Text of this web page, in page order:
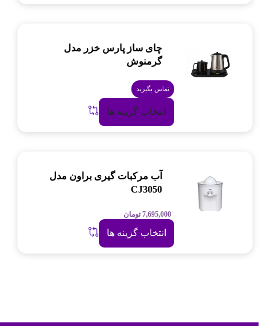
چای ساز پارس خزر مدل
گرمنوش
تماس بگیرید
انتخاب گزینه ها
آب مرکبات گیری براون مدل
CJ3050
7,695,000 تومان
انتخاب گزینه ها